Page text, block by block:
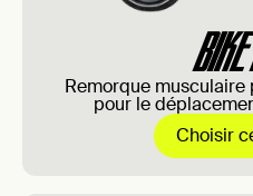
BIKE
Remorque
pour le
Choisir